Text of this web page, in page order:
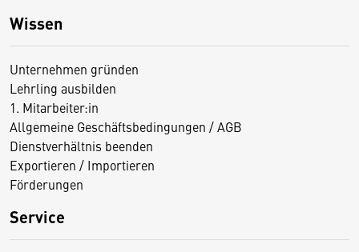
Wissen
Unternehmen gründen
Lehrling ausbilden
1. Mitarbeiter:in
Allgemeine Geschäftsbedingungen / AGB
Dienstverhältnis beenden
Exportieren / Importieren
Förderungen
Service